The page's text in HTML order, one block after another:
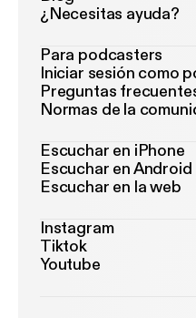
¿Necesitas ayuda?
Para podcasters
Iniciar sesión como
Preguntas
Normas de la
Escuchar en iPhone
Escuchar en Android
Escuchar en la web
Instagram
Tiktok
Youtube